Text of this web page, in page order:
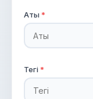
Аты *
Тегі*